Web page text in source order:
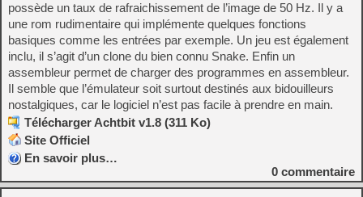
possède un taux de rafraichissement de l’image de 50 Hz. Il y a
une rom rudimentaire qui implémente quelques fonctions
basiques comme les entrées par exemple. Un jeu est également
inclu, il s’agit d’un clone du bien connu Snake. Enfin un
assembleur permet de charger des programmes en assembleur.
Il semble que l’émulateur soit surtout destinés aux bidouilleurs
nostalgiques, car le logiciel n’est pas facile à prendre en main.
Télécharger Achtbit v1.8 (311 Ko)
Site Officiel
En savoir plus…
0 commentaire